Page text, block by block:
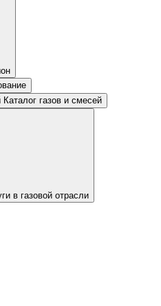
Каталог газов и смесей
в газовой отрасли